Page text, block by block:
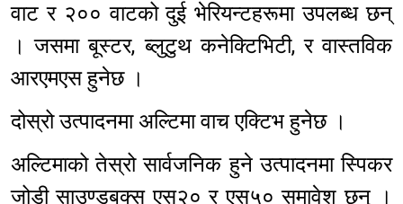
वाट र २०० वाटको दुई भेरियन्टहरूमा उपलब्ध छन्
। जसमा बूस्टर, ब्लुटुथ कनेक्टिभिटी, र वास्तविक
आरएमएस हुनेछ ।
दोस्रो उत्पादनमा अल्टिमा वाच एक्टिभ हुनेछ ।
अल्टिमाको तेस्रो सार्वजनिक हुने उत्पादनमा स्पिकर
जोडी साउण्डबक्स एस२० र एस५० समावेश छन् ।